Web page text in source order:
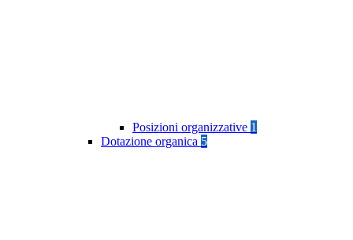
Posizioni organizzative 1
Dotazione organica 5